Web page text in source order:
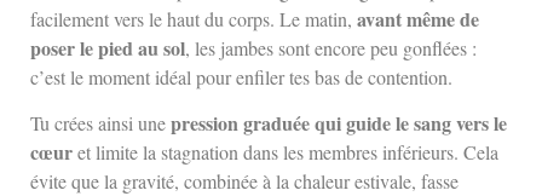
facilement vers le haut du corps. Le matin, avant même de
poser le pied au sol, les jambes sont encore peu gonflées :
c’est le moment idéal pour enfiler tes bas de contention.
Tu crées ainsi unepression graduée qui guide le sang vers le
cœuret limite la stagnation dans les membres inférieurs. Cela
évite que la gravité, combinée à la chaleur estivale, fasse